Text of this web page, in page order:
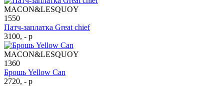
MACON&LESQUOY
1550
Патч-заплатка Great chief
3100, - р
MACON&LESQUOY
1360
Брошь Yellow Can
2720, - р